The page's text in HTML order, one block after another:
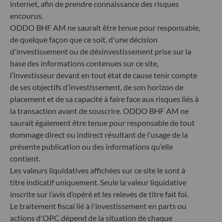
60329 Frankfurt am Main
Allemagne
+49 (0) 69 920 50 0
Société de Gestion de Portefeuille agréée par la
Bundesanstalt für Finanzdienstleistungsaufsicht (« BaFin »)
Enregistrement commercial : HRB 11971 tribunal local de
Düsseldorf
ODDO BHF Asset Management LUX
6, rue Gabriel Lippmann
L-5365 Munsbach
Luxembourg
+352 45 76 76 245
Enregistré au registre du commerce et des sociétés de
Luxembourg sous le numéro B 29891 Agréé et supervisé
par la commission de Surveillance du Secteur Financier
(CSSF)
internet, afin de prendre connaissance des risques
encourus.
ODDO BHF AM ne saurait être tenue pour responsable,
de quelque façon que ce soit, d'une décision
d'investissement ou de désinvestissement prise sur la
base des informations contenues sur ce site,
l’investisseur devant en tout état de cause tenir compte
de ses objectifs d’investissement, de son horizon de
placement et de sa capacité à faire face aux risques liés à
la transaction avant de souscrire. ODDO BHF AM ne
saurait également être tenue pour responsable de tout
dommage direct ou indirect résultant de l’usage de la
présente publication ou des informations qu’elle
contient.
Les valeurs liquidatives affichées sur ce site le sont à
titre indicatif uniquement. Seule la valeur liquidative
inscrite sur l’avis d’opéré et les relevés de titre fait foi.
Le traitement fiscal lié à l'investissement en parts ou
actions d'OPC dépend de la situation de chaque